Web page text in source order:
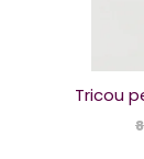
Tricou